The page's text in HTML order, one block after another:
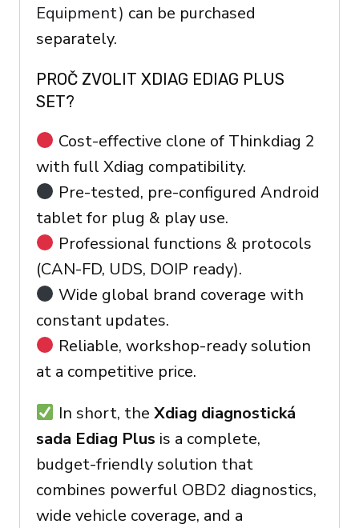
Equipment) can be purchased
separately.
PROČ ZVOLIT XDIAG EDIAG PLUS
SET?
Cost-effective clone of Thinkdiag 2
with full Xdiag compatibility.
Pre-tested, pre-configured Android
tablet for plug & play use.
Professional functions & protocols
(CAN-FD, UDS, DOIP ready).
Wide global brand coverage with
constant updates.
Reliable, workshop-ready solution
at a competitive price.
In short, the Xdiag diagnostická
sada Ediag Plus is a complete,
budget-friendly solution that
combines powerful OBD2 diagnostics,
wide vehicle coverage, and a